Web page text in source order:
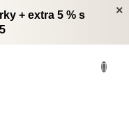
×
+ extra 5 % s